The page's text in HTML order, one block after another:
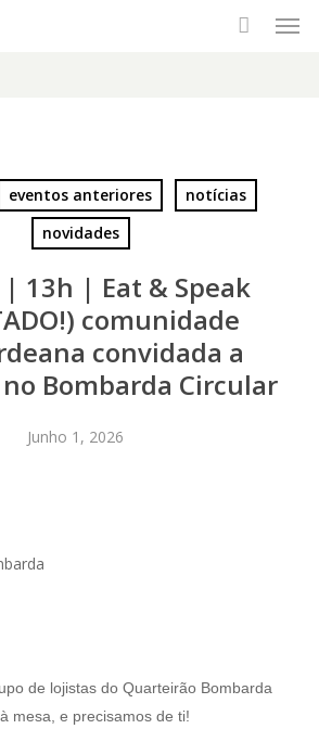
eventos anteriores
notícias
novidades
| 13h | Eat & Speak
comunidade
convidada a
Bombarda Circular
Junho 1, 2026
de lojistas do Quarteirão Bombarda
mesa, e precisamos de ti!